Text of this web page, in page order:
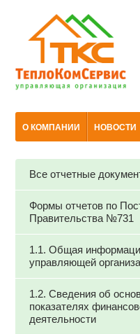
О КОМПАНИИ НОВОСТИ
Все отчетные
Формы отчетов по
Правительства №731
1.1. Общая
управляющей
1.2. Сведения об
показателях
деятельности